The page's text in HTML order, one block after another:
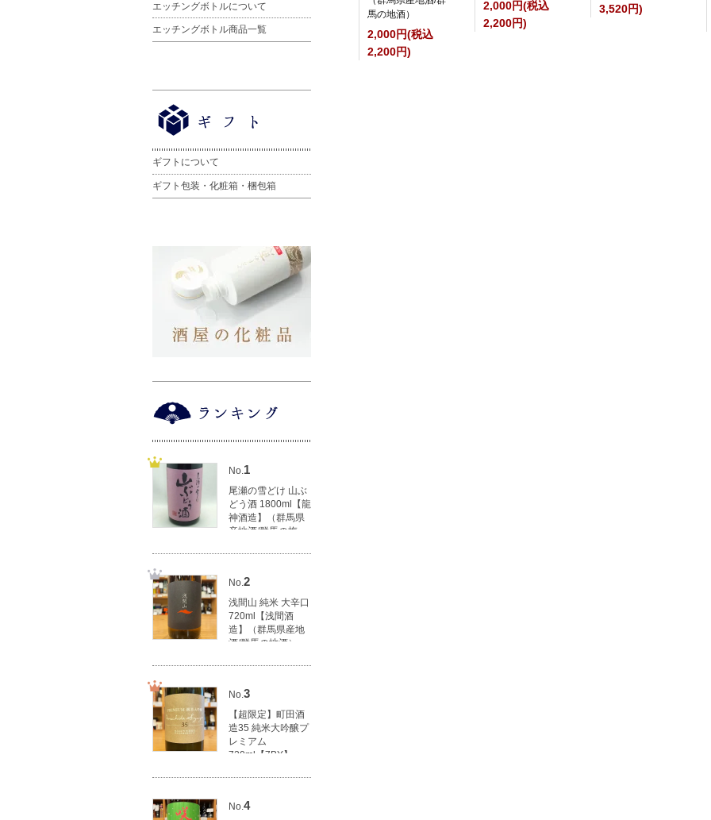
馬の地酒）
2,000円(税込
2,200円)
2,000円(税込
2,200円)
3,520円)
エッチングボトルについて
エッチングボトル商品一覧
ギフトについて
ギフト包装・化粧箱・梱包箱
No.1
尾瀬の雪どけ 山ぶ
どう酒 1800ml【龍
神酒造】（群馬県
産地酒/群馬の梅
No.2
浅間山 純米 大辛口
720ml【浅間酒
造】（群馬県産地
酒/群馬の地酒）
No.3
【超限定】町田酒
造35 純米大吟醸プ
レミアム
720ml【7BY】
4,000円(税込4,400
No.4